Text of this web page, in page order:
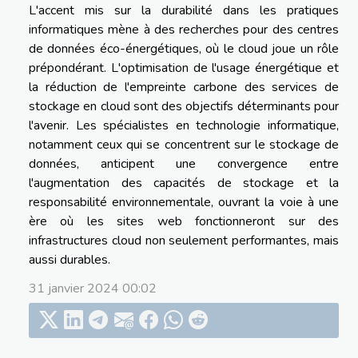
L'accent mis sur la durabilité dans les pratiques
informatiques mène à des recherches pour des centres
de données éco-énergétiques, où le cloud joue un rôle
prépondérant. L'optimisation de l'usage énergétique et
la réduction de l'empreinte carbone des services de
stockage en cloud sont des objectifs déterminants pour
l'avenir. Les spécialistes en technologie informatique,
notamment ceux qui se concentrent sur le stockage de
données, anticipent une convergence entre
l'augmentation des capacités de stockage et la
responsabilité environnementale, ouvrant la voie à une
ère où les sites web fonctionneront sur des
infrastructures cloud non seulement performantes, mais
aussi durables.
31 janvier 2024 00:02